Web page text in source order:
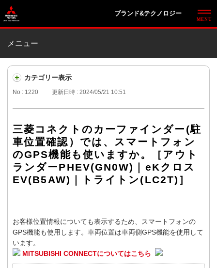
ブランド&テクノロジー
メニュー
カテゴリー表示
No : 1220 更新日時 : 2024/05/21 10:51
三菱コネクトのカーファインダー(駐
車位置確認）では、スマートフォン
のGPS機能も使いますか。［アウト
ランダーPHEV(GN0W)｜eKクロス
EV(B5AW)｜トライトン(LC2T)］
お客様位置情報についても表示するため、スマートフォンの
GPS機能も使用します。車両位置は車両側GPS機能を使用して
います。
MITSUBISHI CONNECTについてはこちら